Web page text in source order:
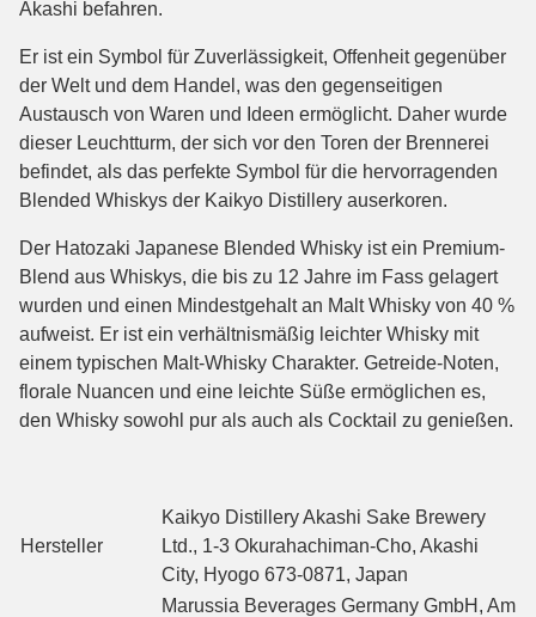
Akashi befahren.
Er ist ein Symbol für Zuverlässigkeit, Offenheit gegenüber
der Welt und dem Handel, was den gegenseitigen
Austausch von Waren und Ideen ermöglicht. Daher wurde
dieser Leuchtturm, der sich vor den Toren der Brennerei
befindet, als das perfekte Symbol für die hervorragenden
Blended Whiskys der Kaikyo Distillery auserkoren.
Der Hatozaki Japanese Blended Whisky ist ein Premium-
Blend aus Whiskys, die bis zu 12 Jahre im Fass gelagert
wurden und einen Mindestgehalt an Malt Whisky von 40 %
aufweist. Er ist ein verhältnismäßig leichter Whisky mit
einem typischen Malt-Whisky Charakter. Getreide-Noten,
florale Nuancen und eine leichte Süße ermöglichen es,
den Whisky sowohl pur als auch als Cocktail zu genießen.
Hersteller
Kaikyo Distillery Akashi Sake Brewery
Ltd., 1-3 Okurahachiman-Cho, Akashi
City, Hyogo 673-0871, Japan
Marussia Beverages Germany GmbH, Am